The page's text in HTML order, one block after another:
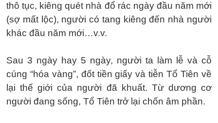
thô tục, kiêng quét nhà đổ rác ngày đầu năm mới
(sợ mất lộc), người có tang kiêng đến nhà người
khác đầu năm mới…v.v.
Sau 3 ngày hay 5 ngày, người ta làm lễ và cỗ
cúng “hóa vàng”, đốt tiền giấy và tiễn Tổ Tiên về
lại thế giới của người đã khuất. Từ dương cơ
người đang sống, Tổ Tiên trở lại chốn âm phần.